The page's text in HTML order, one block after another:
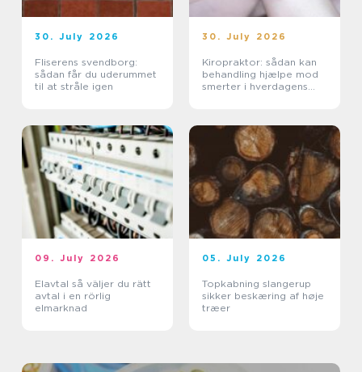
30. July 2026
Fliserens svendborg:
sådan får du uderummet
til at stråle igen
30. July 2026
Kiropraktor: sådan kan
behandling hjælpe mod
smerter i hverdagens
09. July 2026
Elavtal så väljer du rätt
avtal i en rörlig
elmarknad
05. July 2026
Topkabning slangerup
sikker beskæring af høje
træer